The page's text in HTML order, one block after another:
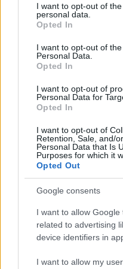
not limited to your visit or
grant or deny consent to
use your data for below
consent section.
I want to opt-out of
personal data.
Opted In
I want to opt-out of
Personal Data.
Opted In
I want to opt-out of
Personal Data for
Opted In
I want to opt-out of
Retention, Sale, and/
Personal Data that Is
Purposes for which it
Opted Out
Google consents
I want to allow
related to advertising
device identifiers in
I want to allow my
2 nap 12 óra 38 perc 2
AC MilanvsManchester United
ELŐZŐ MÉRKŐZÉSEK
Támogatás